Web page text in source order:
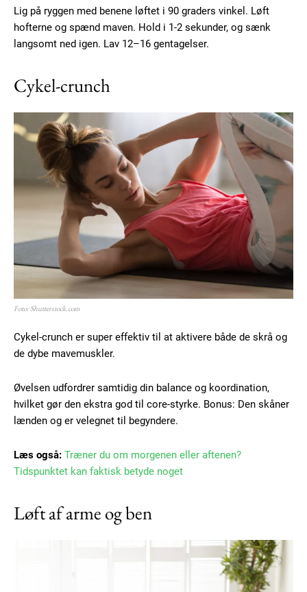
Lig på ryggen med benene løftet i 90 graders vinkel. Løft
hofterne og spænd maven. Hold i 1-2 sekunder, og sænk
langsomt ned igen. Lav 12–16 gentagelser.
Cykel-crunch
Foto: Shutterstock.com
Cykel-crunch er super effektiv til at aktivere både de skrå og
de dybe mavemuskler.
Øvelsen udfordrer samtidig din balance og koordination,
hvilket gør den ekstra god til core-styrke. Bonus: Den skåner
lænden og er velegnet til begyndere.
Læs også: Træner du om morgenen eller aftenen?
Tidspunktet kan faktisk betyde noget
Løft af arme og ben